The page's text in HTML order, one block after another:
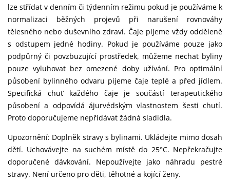
lze střídat v denním či týdenním režimu pokud je používáme k
normalizaci běžných projevů při narušení rovnováhy
tělesného nebo duševního zdraví. Čaje pijeme vždy odděleně
s odstupem jedné hodiny. Pokud je používáme pouze jako
podpůrný či povzbuzující prostředek, můžeme nechat byliny
pouze vyluhovat bez omezené doby užívání. Pro optimální
působení bylinného odvaru pijeme čaje teplé a před jídlem.
Specifická chuť každého čaje je součástí terapeutického
působení a odpovídá ájurvédským vlastnostem šesti chutí.
Proto doporučujeme nepřidávat žádná sladidla.
Upozornění: Doplněk stravy s bylinami. Ukládejte mimo dosah
dětí. Uchovávejte na suchém místě do 25°C. Nepřekračujte
doporučené dávkování. Nepoužívejte jako náhradu pestré
stravy. Není určeno pro děti, těhotné a kojící ženy.